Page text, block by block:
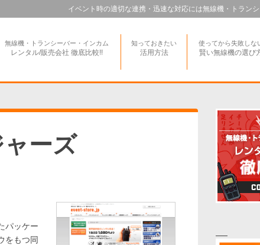
無線機・トランシーバー・インカム
レンタル/販売会社 徹底比較!!
知っておきたい
活用方法
使ってから失敗しな
賢い無線機の選び
イベント時の適切な連携・迅速な対応には無線機・トラン
ーズ
パッケー
をもつ同